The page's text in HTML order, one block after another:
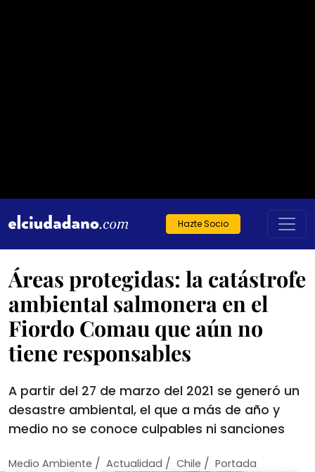
Hazte Socio
Áreas protegidas: la catástrofe
ambiental salmonera en el
Fiordo Comau que aún no
tiene responsables
A partir del 27 de marzo del 2021 se generó un
desastre ambiental, el que a más de año y
medio no se conoce culpables ni sanciones
Medio Ambiente / Actualidad / Chile / Portada